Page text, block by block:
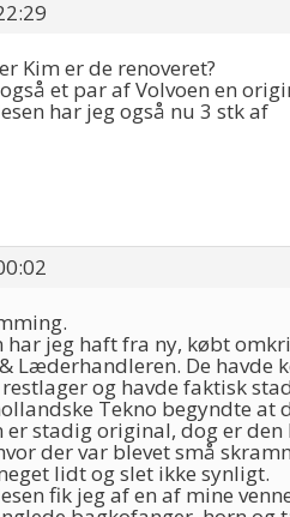
Kim er de renoveret?
et par af Volvoen en
har jeg også nu 3 stk af
har jeg haft fra ny, købt
Læderhandleren. De havde
restlager og havde faktisk
Tekno begyndte at
er stadig original, dog er
der var blevet små
lidt og slet ikke synligt.
fik jeg af en af mine